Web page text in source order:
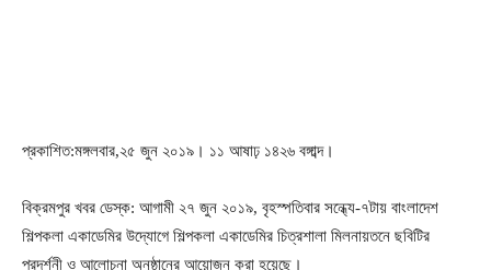
প্রকাশিত:মঙ্গলবার,২৫ জুন ২০১৯। ১১ আষাঢ় ১৪২৬ বঙ্গাব্দ।
বিক্রমপুর খবর ডেস্ক: আগামী ২৭ জুন ২০১৯, বৃহস্পতিবার সন্ধ্যে-৭টায় বাংলাদেশ
শিল্পকলা একাডেমির উদ্যোগে শিল্পকলা একাডেমির চিত্রশালা মিলনায়তনে ছবিটির
প্রদর্শনী ও আলোচনা অনুষ্ঠানের আয়োজন করা হয়েছে।